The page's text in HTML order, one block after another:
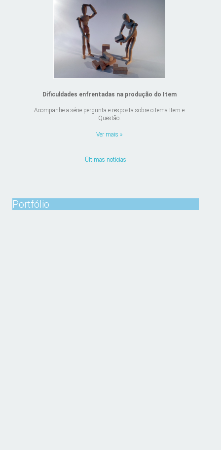
Dificuldades enfrentadas na produção do Item
Acompanhe a série pergunta e resposta sobre o tema Item e
Questão.
Ver mais »
Últimas notícias
Portfólio